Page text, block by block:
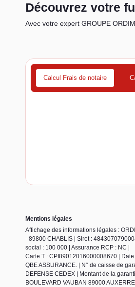
Découvrez votre
Avec votre expert GROUPE ORDIM
Calcul Frais de notaire
Mentions légales
Affichage des informations légales :
- 89800 CHABLIS | Siret :
social : 100 000 | Assurance RCP : NC |
Carte T : CPI89012016000008670 |
QBE ASSURANCE. | N° de caisse de
DEFENSE CEDEX | Montant de la
BOULEVARD VAUBAN 89000